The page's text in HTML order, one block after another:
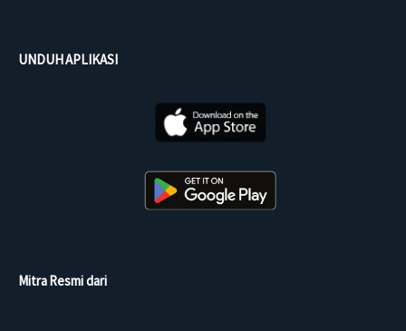
UNDUH APLIKASI
Mitra Resmi dari